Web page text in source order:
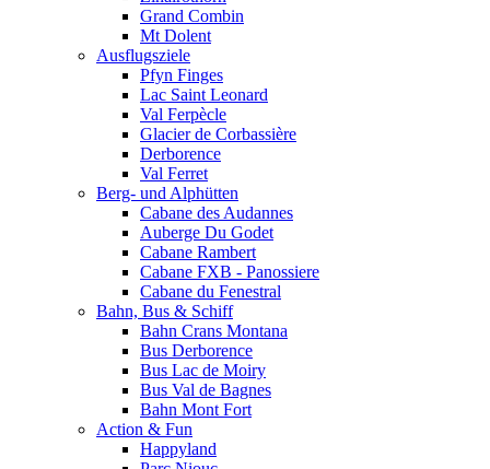
Grand Combin
Mt Dolent
Ausflugsziele
Pfyn Finges
Lac Saint Leonard
Val Ferpècle
Glacier de Corbassière
Derborence
Val Ferret
Berg- und Alphütten
Cabane des Audannes
Auberge Du Godet
Cabane Rambert
Cabane FXB - Panossiere
Cabane du Fenestral
Bahn, Bus & Schiff
Bahn Crans Montana
Bus Derborence
Bus Lac de Moiry
Bus Val de Bagnes
Bahn Mont Fort
Action & Fun
Happyland